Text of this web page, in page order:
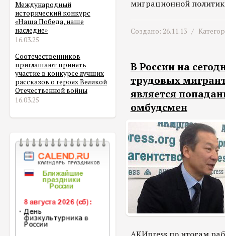
Международный
исторический конкурс
«Наша Победа, наше
наследие»
16.03.25
Соотечественников
приглашают принять
участие в конкурсе лучших
рассказов о героях Великой
Отечественной войны
16.03.25
миграционной
Создано: 26.11.13 /
В России на
трудовых
является
омбудсмен